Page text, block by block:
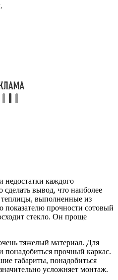
недостатки каждого
вывод, что наиболее
выполненные из
показателю прочности сотовый
стекло. Он проще
тяжелый материал. Для
понадобиться прочный каркас.
габариты, понадобиться
усложняет монтаж.